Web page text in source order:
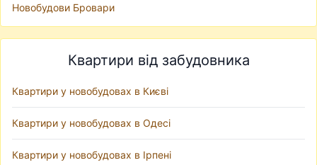
Новобудови Бровари
Квартири від забудовника
Квартири у новобудовах в Києві
Квартири у новобудовах в Одесі
Квартири у новобудовах в Ірпені